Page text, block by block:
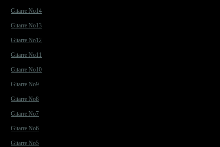
Gitarre No14
Gitarre No13
Gitarre No12
Gitarre No11
Gitarre No10
Gitarre No9
Gitarre No8
Gitarre No7
Gitarre No6
Gitarre No5